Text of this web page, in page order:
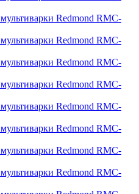
Redmond RMC-
Redmond RMC-
Redmond RMC-
Redmond RMC-
Redmond RMC-
Redmond RMC-
Redmond RMC-
Redmond RMC-